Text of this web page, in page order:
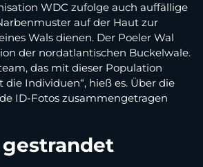
WDC zufolge auch auffällige
auf der Haut zur
Wals dienen. Der Poeler Wal
der nordatlantischen Buckelwale.
das mit dieser Population
Individuen“, hieß es. Über die
ID-Fotos zusammengetragen